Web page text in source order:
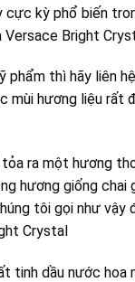
kỳ phổ biến
Versace Bright
phẩm thì hãy liên
mùi hương liệu
ra một hương
hương giống
tôi gọi như
Crystal
tinh dầu nước